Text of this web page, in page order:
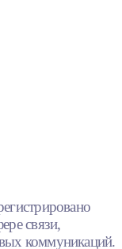
связи,
коммуникаций.